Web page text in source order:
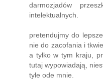
darmozjadów
intelektualnych.
pretendujmy do
nie do zacofania i
a tylko w tym kraju,
tutaj wypowiadają,
tyle ode mnie.